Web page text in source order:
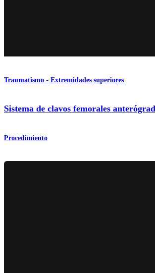
Traumatismo - Extremidades superiores
Sistema de clavos femorales
Procedimiento